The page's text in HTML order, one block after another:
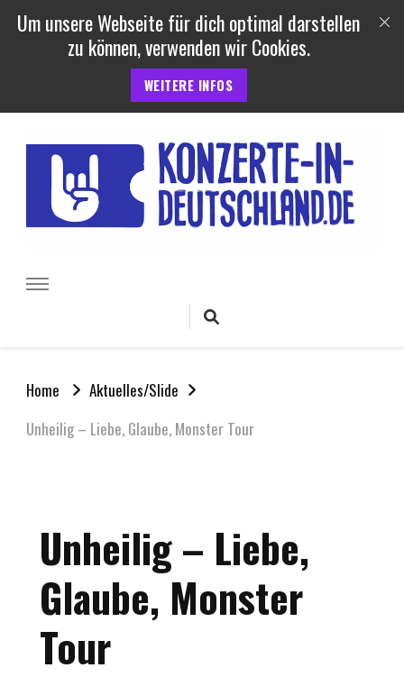
Um unsere Webseite für dich optimal darstellen
zu können, verwenden wir Cookies.
WEITERE INFOS
Deutschland
Veranstaltungen in Deutschland
Home
Aktuelles/Slide
Unheilig – Liebe, Glaube, Monster Tour
Unheilig – Liebe,
Glaube, Monster
Tour